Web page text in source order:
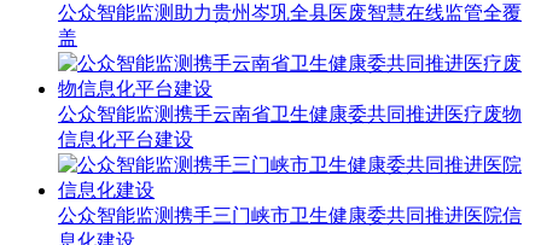
公众智能监测助力贵州岑巩全县医废智慧在线监管全覆
盖
公众智能监测携手云南省卫生健康委共同推进医疗废物
信息化平台建设
公众智能监测携手三门峡市卫生健康委共同推进医院信
息化建设